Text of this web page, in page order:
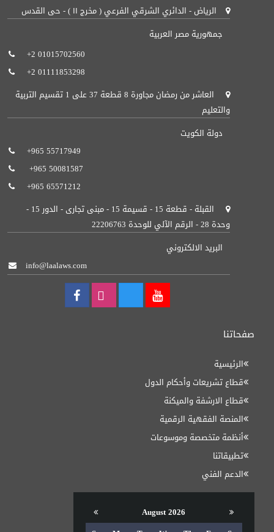
الرياض - الدائري الشرقي الفرعي ( مخرج ١١ ) - حى القدس
جمهورية مصر العربية
+2 01015702560
+2 01111853298
العاشر من رمضان مجاورة 8 قطعة 37 على 1 تقسيم التربية
والتعليم
دولة الكويت
+965 55717949‬ ‬
+965 50081587‬‬ ‬
+965 65571212‬‬‬
القبلة - قطعة 15 - قسيمة 15 - مبنى تجارى - الدور 15 -
وحدة 28 - الرقم الآلي للوحدة 22206763
البريد الالكتروني
info@laalaws.com
صفحاتنا
الرئيسية
قطاع تشريعات وأحكام الدول
قطاع الارشفة والميكنة
المنصة الفقهية الرقمية
أنظمة متخصصة وموسوعات
تطبيقاتنا
الدعم الفني
August 2026